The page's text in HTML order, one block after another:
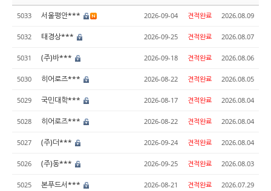
5033 서울평안*** 2026-09-04 견적완료 2026.08.09
5032 태경상*** 2026-09-25 견적완료 2026.08.07
5031 (주)바*** 2026-09-18 견적완료 2026.08.06
5030 히어로즈*** 2026-08-22 견적완료 2026.08.05
5029 국민대학*** 2026-08-17 견적완료 2026.08.04
5028 히어로즈*** 2026-08-22 견적완료 2026.08.04
5027 (주)더*** 2026-09-24 견적완료 2026.08.04
5026 (주)동*** 2026-09-25 견적완료 2026.08.03
5025 본푸드서*** 2026-08-21 견적완료 2026.07.29